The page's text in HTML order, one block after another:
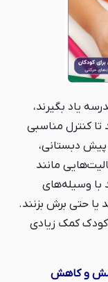
یاد بگیرند،
تا کنترل مناسبی
دبستانی،
مانند
با وسیله‌های
یا حتی برش بزنند.
کمک زیادی
و کاهش